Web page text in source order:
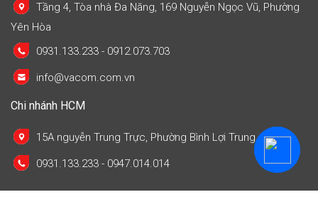
Tầng 4, Tòa nhà Đa Năng, 169 Nguyễn Ngọc Vũ, Phường
Yên Hòa
0931.133.233 - 0912.073.703
info@vacom.com.vn
Chi nhánh HCM
15A nguyễn Trung Trực, Phường Bình Lợi Trung
0931.133.233 - 0947.014.014